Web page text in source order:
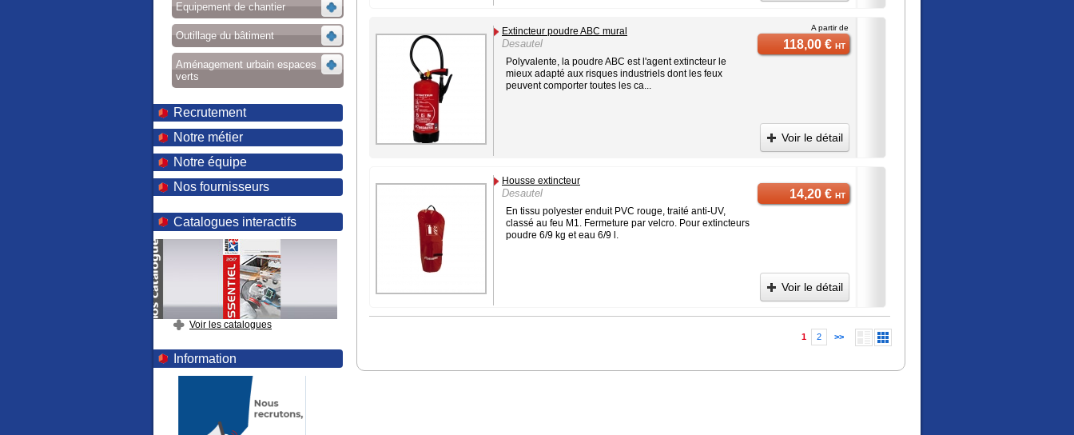
Equipement de chantier
Outillage du bâtiment
Aménagement urbain espaces
verts
Recrutement
Notre métier
Notre équipe
Nos fournisseurs
Catalogues interactifs
Voir les catalogues
Information
Extincteur poudre ABC mural
Desautel
Polyvalente, la poudre ABC est l'agent extincteur le
mieux adapté aux risques industriels dont les feux
peuvent comporter toutes les ca...
A partir de
118,00 €HT
Voir le détail
Housse extincteur
Desautel
En tissu polyester enduit PVC rouge, traité anti-UV,
classé au feu M1. Fermeture par velcro. Pour extincteurs
poudre 6/9 kg et eau 6/9 l.
14,20 €HT
Voir le détail
1 2 >>